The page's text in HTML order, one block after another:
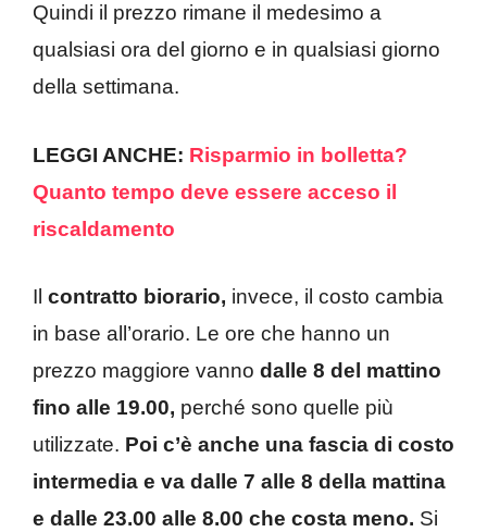
Quindi il prezzo rimane il medesimo a
qualsiasi ora del giorno e in qualsiasi giorno
della settimana.
LEGGI ANCHE: Risparmio in bolletta?
Quanto tempo deve essere acceso il
riscaldamento
Il contratto biorario, invece, il costo cambia
in base all’orario. Le ore che hanno un
prezzo maggiore vanno dalle 8 del mattino
fino alle 19.00, perché sono quelle più
utilizzate. Poi c’è anche una fascia di costo
intermedia e va dalle 7 alle 8 della mattina
e dalle 23.00 alle 8.00 che costa meno. Si